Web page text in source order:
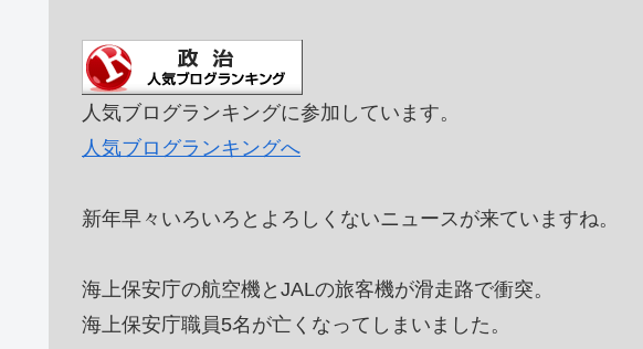
人気ブログランキングに参加しています。
人気ブログランキングへ
新年早々いろいろとよろしくないニュースが来ていますね。
海上保安庁の航空機とJALの旅客機が滑走路で衝突。
海上保安庁職員5名が亡くなってしまいました。